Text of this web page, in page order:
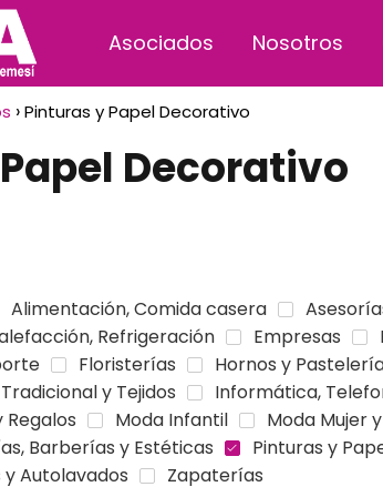
Asociados Nosotros
Pinturas y Papel Decorativo
Decorativo
Alimentación, Comida casera
Refrigeración
Empresas
Floristerías Hornos y
y Tejidos
Informática,
Regalos
Moda Infantil Moda Mujer
Barberías y Estéticas Pinturas y
Autolavados
Zapaterías